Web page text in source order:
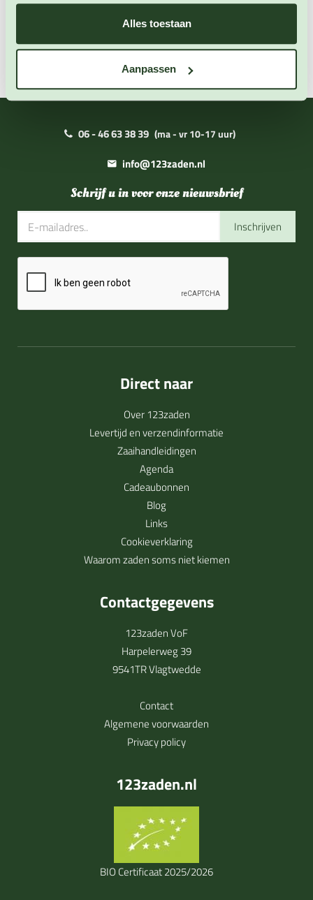
Alles toestaan
Aanpassen
06 - 46 63 38 39 (ma - vr 10-17 uur)
info@123zaden.nl
Schrijf u in voor onze nieuwsbrief
Inschrijven
Direct naar
Over 123zaden
Levertijd en verzendinformatie
Zaaihandleidingen
Agenda
Cadeaubonnen
Blog
Links
Cookieverklaring
Waarom zaden soms niet kiemen
Contactgegevens
123zaden VoF
Harpelerweg 39
9541TR Vlagtwedde
Contact
Algemene voorwaarden
Privacy policy
123zaden.nl
BIO Certificaat 2025/2026